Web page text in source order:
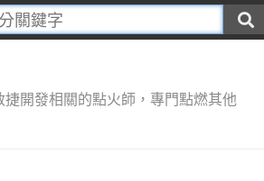
開發相關的點火師，專門點燃其他